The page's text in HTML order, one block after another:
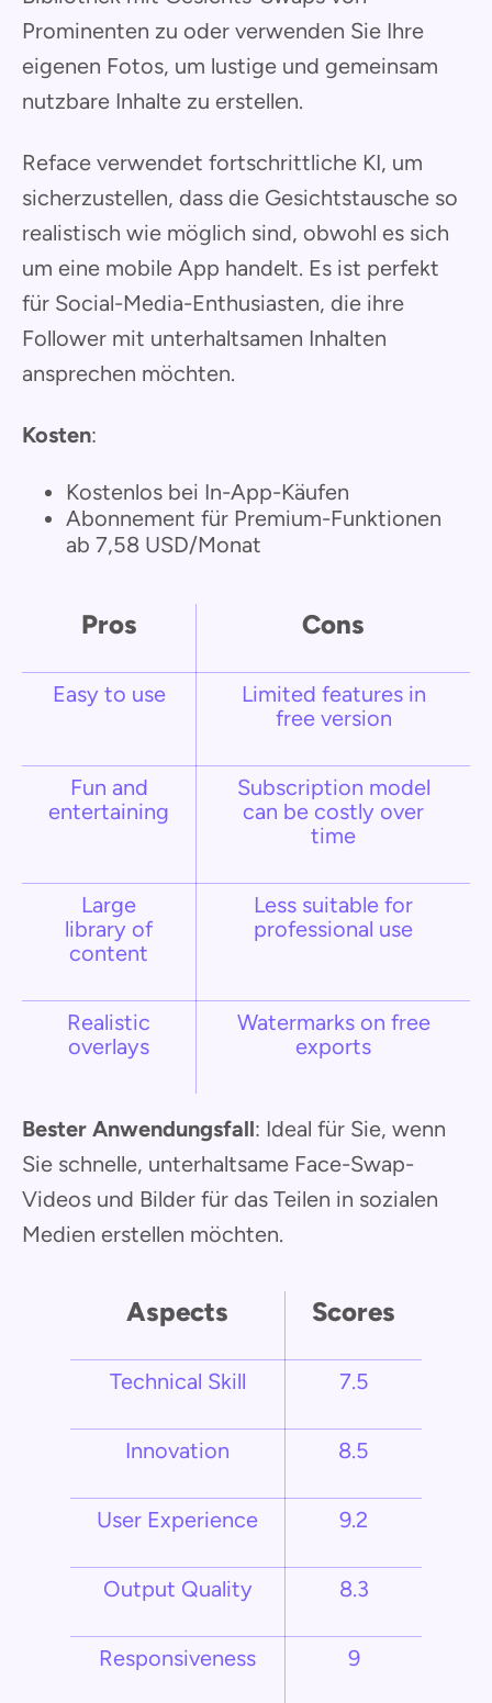
Prominenten zu oder verwenden Sie Ihre
eigenen Fotos, um lustige und gemeinsam
nutzbare Inhalte zu erstellen.
Reface verwendet fortschrittliche KI, um
sicherzustellen, dass die Gesichtstausche so
realistisch wie möglich sind, obwohl es sich
um eine mobile App handelt. Es ist perfekt
für Social-Media-Enthusiasten, die ihre
Follower mit unterhaltsamen Inhalten
ansprechen möchten.
Kosten:
Kostenlos bei In-App-Käufen
Abonnement für Premium-Funktionen
ab 7,58 USD/Monat
Pros Cons
Easy to use
Limited features in
free version
Fun and
entertaining
Subscription model
can be costly over
time
Large
library of
content
Less suitable for
professional use
Realistic
overlays
Watermarks on free
exports
Bester Anwendungsfall: Ideal für Sie, wenn
Sie schnelle, unterhaltsame Face-Swap-
Videos und Bilder für das Teilen in sozialen
Medien erstellen möchten.
Aspects Scores
Technical Skill 7.5
Innovation 8.5
User Experience 9.2
Output Quality 8.3
Responsiveness 9